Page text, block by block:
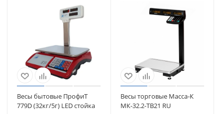
Весы бытовые ПрофиТ
779D (32кг/5г) LED стойка
Весы торговые Масса-К
МК-32.2-ТВ21 RU